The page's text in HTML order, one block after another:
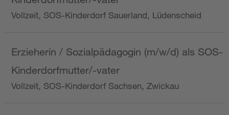
Vollzeit, SOS-Kinderdorf Sauerland, Lüdenscheid
Erzieherin / Sozialpädagogin (m/w/d) als SOS-
Kinderdorfmutter/-vater
Vollzeit, SOS-Kinderdorf Sachsen, Zwickau